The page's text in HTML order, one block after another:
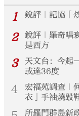
1
銳評｜記協「
2
銳評｜羅奇唱
是西方
3
天文台：今起
或達36度
4
宏福苑調查｜
衣」手袖燒毀
所羅門群島新